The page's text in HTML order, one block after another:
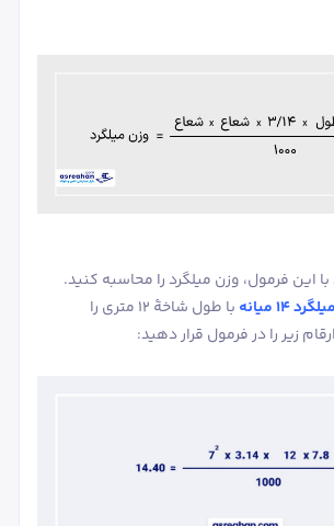
این فرمول، وزن میلگرد را محاسبه کنید.
14 میانه
با طول شاخۀ 12 متری را
زیر را در فرمول قرار دهید: